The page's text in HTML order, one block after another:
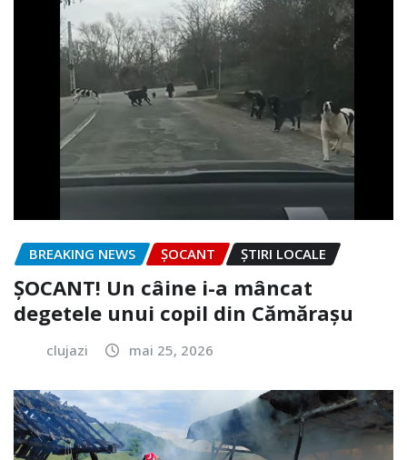
BREAKING NEWS ȘOCANT ȘTIRI LOCALE
ȘOCANT! Un câine i-a mâncat
degetele unui copil din Cămărașu
clujazi mai 25, 2026